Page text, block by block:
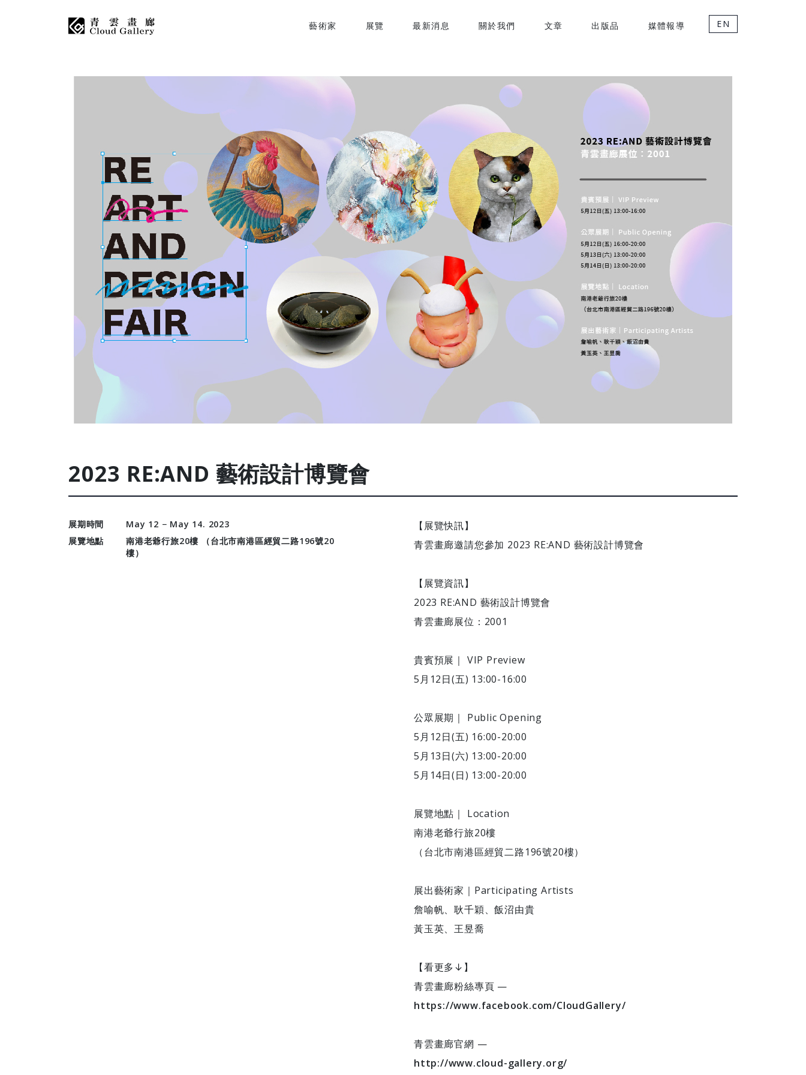
藝術家 展覽 最新消息 關於我們 文章 出版品 媒體報導 EN
2023 RE:AND 藝術設計博覽會
展期時間
May 12 − May 14. 2023
展覽地點
南港老爺行旅20樓 （台北市南港區經貿二路196號20
樓）
【展覽快訊】
青雲畫廊邀請您參加 2023 RE:AND 藝術設計博覽會
【展覽資訊】
2023 RE:AND 藝術設計博覽會
青雲畫廊展位：2001
貴賓預展｜ VIP Preview
5月12日(五) 13:00-16:00
公眾展期｜ Public Opening
5月12日(五) 16:00-20:00
5月13日(六) 13:00-20:00
5月14日(日) 13:00-20:00
展覽地點｜ Location
南港老爺行旅20樓
（台北市南港區經貿二路196號20樓）
展出藝術家｜Participating Artists
詹喻帆、耿千穎、飯沼由貴
黃玉英、王昱喬
【看更多↓】
青雲畫廊粉絲專頁​ ​—​​​​​
https://www.facebook.com/CloudGallery/
青雲畫廊官網 —
http://www.cloud-gallery.org/